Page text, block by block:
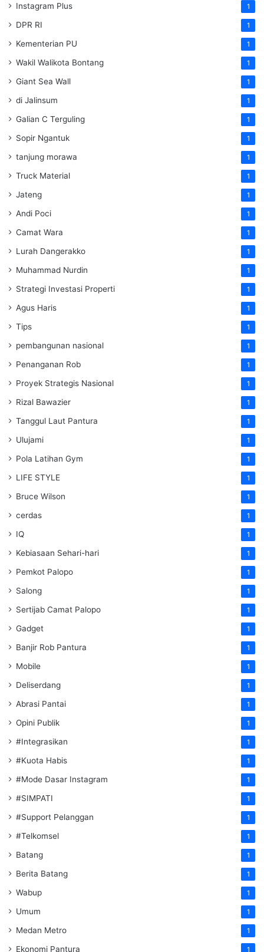
Instagram Plus 1
DPR RI 1
Kementerian PU 1
Wakil Walikota Bontang 1
Giant Sea Wall 1
di Jalinsum 1
Galian C Terguling 1
Sopir Ngantuk 1
tanjung morawa 1
Truck Material 1
Jateng 1
Andi Poci 1
Camat Wara 1
Lurah Dangerakko 1
Muhammad Nurdin 1
Strategi Investasi Properti 1
Agus Haris 1
Tips 1
pembangunan nasional 1
Penanganan Rob 1
Proyek Strategis Nasional 1
Rizal Bawazier 1
Tanggul Laut Pantura 1
Ulujami 1
Pola Latihan Gym 1
LIFE STYLE 1
Bruce Wilson 1
cerdas 1
IQ 1
Kebiasaan Sehari-hari 1
Pemkot Palopo 1
Salong 1
Sertijab Camat Palopo 1
Gadget 1
Banjir Rob Pantura 1
Mobile 1
Deliserdang 1
Abrasi Pantai 1
Opini Publik 1
#Integrasikan 1
#Kuota Habis 1
#Mode Dasar Instagram 1
#SIMPATI 1
#Support Pelanggan 1
#Telkomsel 1
Batang 1
Berita Batang 1
Wabup 1
Umum 1
Medan Metro 1
Ekonomi Pantura 1